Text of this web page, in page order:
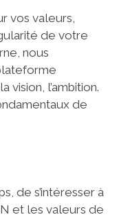
vos valeurs,
de votre
nous
vision, l’ambition.
de
de s’intéresser à
et les valeurs de